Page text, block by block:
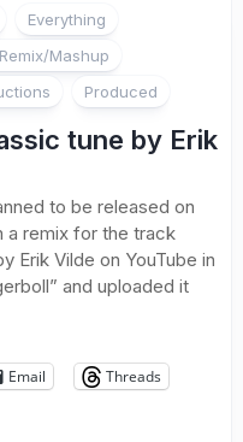
Everything
Mashup
Produced
tune by Erik
to be released on
a remix for the track
Erik Vilde on YouTube in
and uploaded it
Email
Threads